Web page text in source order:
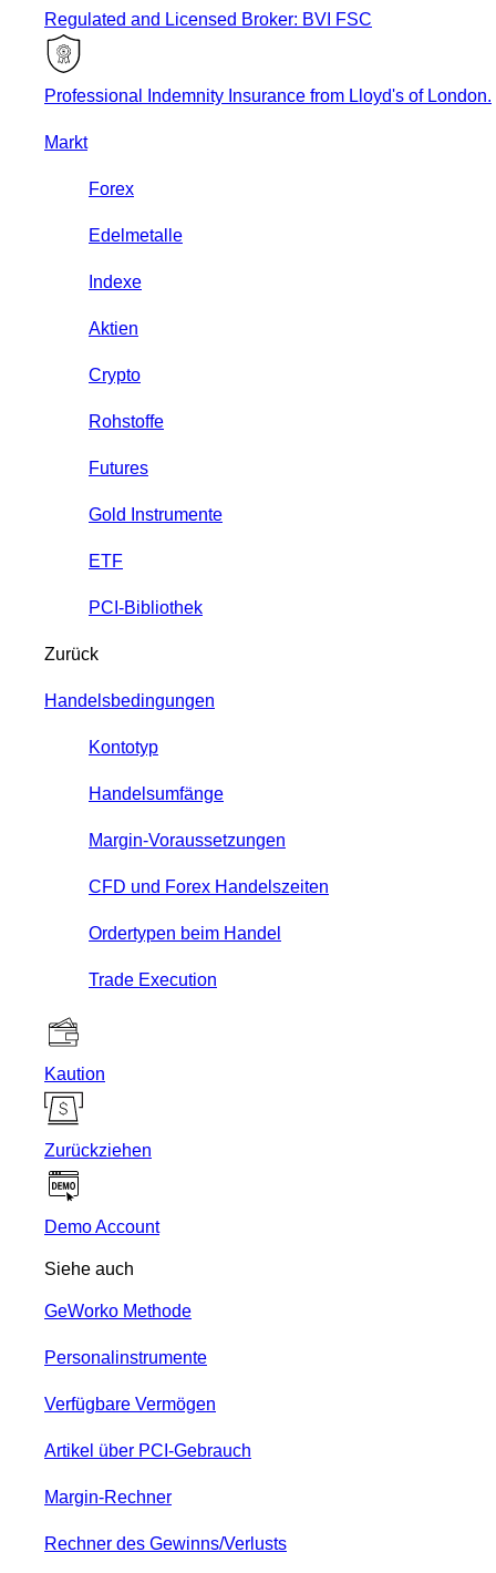
Regulated and Licensed Broker: BVI FSC
Professional Indemnity Insurance from Lloyd's of London.
Markt
Forex
Edelmetalle
Indexe
Aktien
Crypto
Rohstoffe
Futures
Gold Instrumente
ETF
PCI-Bibliothek
Zurück
Handelsbedingungen
Kontotyp
Handelsumfänge
Margin-Voraussetzungen
CFD und Forex Handelszeiten
Ordertypen beim Handel
Trade Execution
Kaution
Zurückziehen
Demo Account
Siehe auch
GeWorko Methode
Personalinstrumente
Verfügbare Vermögen
Artikel über PCI-Gebrauch
Margin-Rechner
Rechner des Gewinns/Verlusts